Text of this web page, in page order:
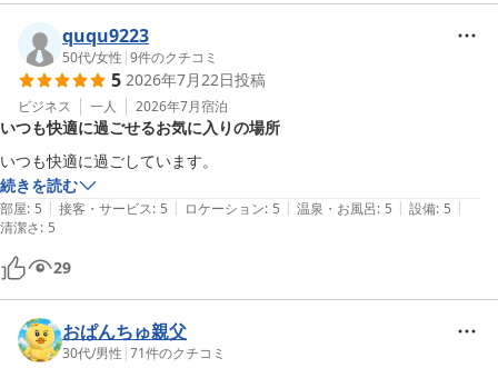
ququ9223
50代/女性 |9件のクチコミ
5 2026年7月22日投稿
ビジネス 一人 2026年7月宿泊
いつも快適に過ごせるお気に入りの場所
いつも快適に過ごしています。
続きを読む
部屋: 5 | 接客・サービス: 5 | ロケーション: 5 | 温泉・お風呂: 5 | 設備: 5 |
清潔さ: 5
29
おぱんちゅ親父
30代/男性 |71件のクチコミ